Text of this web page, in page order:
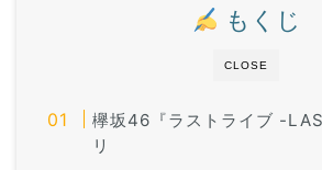
CLOSE
もくじ
欅坂46『ラストライブ -
リ